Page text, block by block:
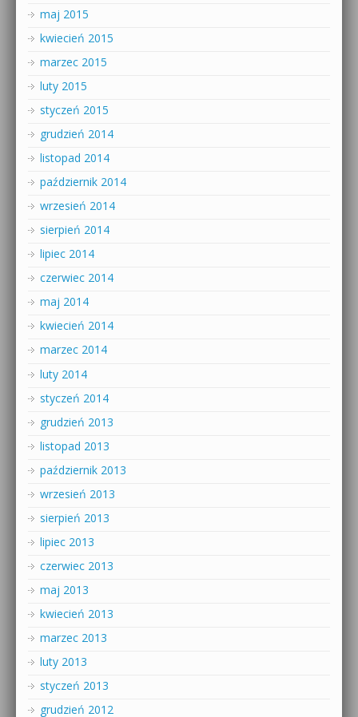
maj 2015
kwiecień 2015
marzec 2015
luty 2015
styczeń 2015
grudzień 2014
listopad 2014
październik 2014
wrzesień 2014
sierpień 2014
lipiec 2014
czerwiec 2014
maj 2014
kwiecień 2014
marzec 2014
luty 2014
styczeń 2014
grudzień 2013
listopad 2013
październik 2013
wrzesień 2013
sierpień 2013
lipiec 2013
czerwiec 2013
maj 2013
kwiecień 2013
marzec 2013
luty 2013
styczeń 2013
grudzień 2012